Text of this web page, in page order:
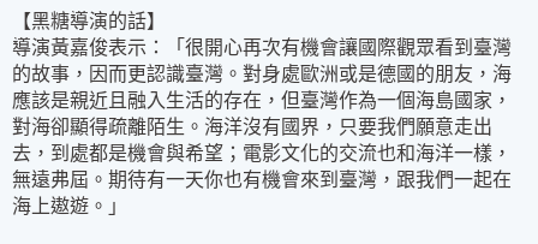
【黑糖導演的話】
導演黃嘉俊表示：「很開心再次有機會讓國際觀眾看到臺灣
的故事，因而更認識臺灣。對身處歐洲或是德國的朋友，海
應該是親近且融入生活的存在，但臺灣作為一個海島國家，
對海卻顯得疏離陌生。海洋沒有國界，只要我們願意走出
去，到處都是機會與希望；電影文化的交流也和海洋一樣，
無遠弗屆。期待有一天你也有機會來到臺灣，跟我們一起在
海上遨遊。」